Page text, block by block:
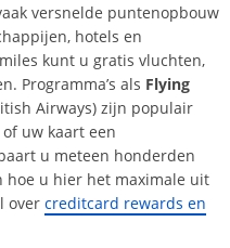
versnelde puntenopbouw
hotels en
kunt u gratis vluchten,
Programma’s als Flying
Airways) zijn populair
uw kaart een
u meteen honderden
u hier het maximale uit
over creditcard rewards en